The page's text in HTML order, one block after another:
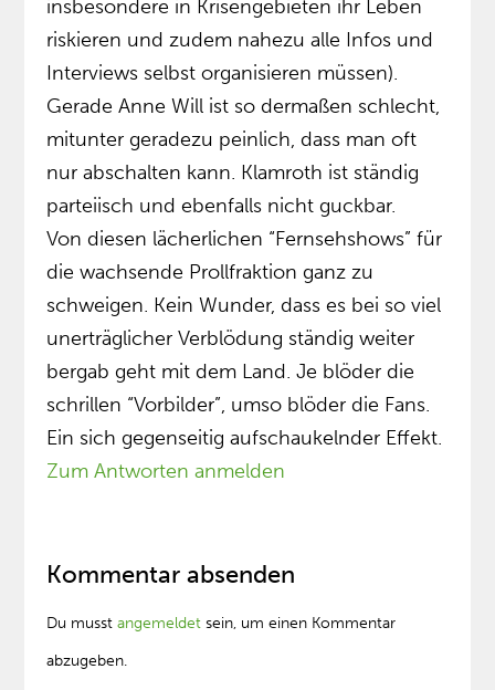
insbesondere in Krisengebieten ihr Leben
riskieren und zudem nahezu alle Infos und
Interviews selbst organisieren müssen).
Gerade Anne Will ist so dermaßen schlecht,
mitunter geradezu peinlich, dass man oft
nur abschalten kann. Klamroth ist ständig
parteiisch und ebenfalls nicht guckbar.
Von diesen lächerlichen “Fernsehshows” für
die wachsende Prollfraktion ganz zu
schweigen. Kein Wunder, dass es bei so viel
unerträglicher Verblödung ständig weiter
bergab geht mit dem Land. Je blöder die
schrillen “Vorbilder”, umso blöder die Fans.
Ein sich gegenseitig aufschaukelnder Effekt.
Zum Antworten anmelden
Kommentar absenden
Du musstangemeldet sein, um einen Kommentar
abzugeben.